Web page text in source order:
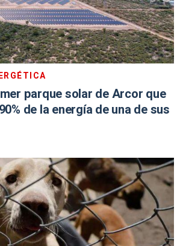
parque solar de Arcor que
de la energía de una de sus